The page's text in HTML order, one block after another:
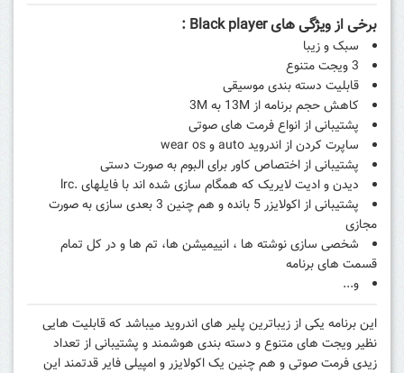
برخی از ویژگی های Black player :
سبک و زیبا
3 ویجت متنوع
قابلیت دسته بندی موسیقی
کاهش حجم برنامه از 13M به 3M
پشتیبانی از انواع فرمت های صوتی
ساپرت کردن از اندروید auto و wear os
پشتیبانی از اختصاص کاور برای البوم به صورت دستی
دیدن و ادیت لایریک که همگام سازی شده اند با فایلهای .lrc
پشتیبانی از اکولایزر 5 بانده و هم چنین 3 بعدی سازی به صورت
مجازی
شخصی سازی نوشته ها ، انییمیشن ها، تم ها و در کل تمام
قسمت های برنامه
و...
این برنامه یکی از زیباترین پلیر های اندروید میباشد که قابلیت هایی
نظیر ویجت های متنوع و دسته بندی هوشمند و پشتیبانی از تعداد
زیدی فرمت صوتی و هم چنین یک اکولایزر و امپیلی فایر قدتمند این